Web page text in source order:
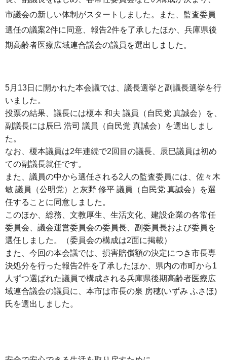
市議会の新しい体制がスタートしました。また、監査委員
選任の議案2件に同意、報告2件を了承したほか、兵庫県後
期高齢者医療広域連合議会の議員を選出しました。
5月13日に開かれた本会議では、議長選挙と副議長選挙を行
いました。
投票の結果、議長には榎本 和夫 議員（自民党 真誠会）を、
副議長には辰巳 浩司 議員（自民党 真誠会）を選出しまし
た。
なお、榎本議員は2年連続で2回目の議長、辰巳議員は初め
ての副議長就任です。
また、議員の中から選任される2人の監査委員には、佐々木
敏 議員（公明党）と灰野 修平 議員（自民党 真誠会）を選
任することに同意しました。
このほか、総務、文教厚生、生活文化、建設企業の各常任
委員会、議会運営委員会の委員長、副委員長および委員を
選任しました。（委員会の構成は2面に掲載）
また、今回の本会議では、損害賠償額の決定につき市長専
決処分を行った報告2件を了承したほか、県内の市町から1
人ずつ選ばれた議員で構成される兵庫県後期高齢者医療広
域連合議会の議員に、本市は市長の泉 房穂(いずみ ふさほ)
氏を選出しました。